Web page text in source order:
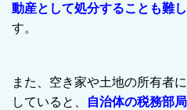
動産として処分することも難
す。
また、空き家や土地の所有者
していると、
自治体の税務部